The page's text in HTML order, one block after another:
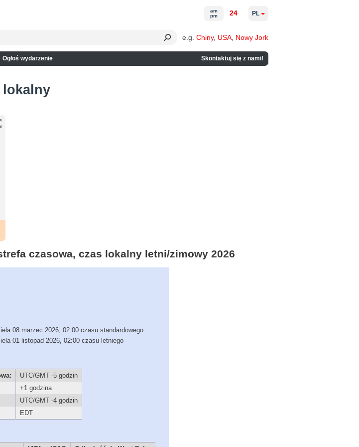
e.g. Chiny, USA Nowy Jork
Ogłoś wydarzenie Skontaktuj się z nami!
am
pm
24 PL
lokalny
czasowa, czas lokalny letni/zimowy 2026
08 marzec 2026, 02:00 czasu standardowego
01 listopad 2026, 02:00 czasu letniego
UTC/GMT -5 godzin
+1 godzina
UTC/GMT -4 godzin
EDT